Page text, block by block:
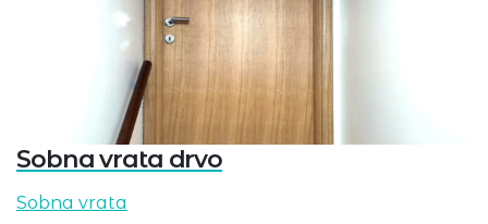
Sobna vrata drvo
Sobna vrata